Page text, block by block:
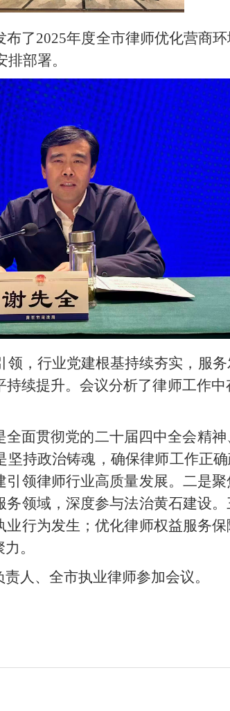
了2025年度全市律师优化营商
部署。
领，行业党建根基持续夯实，服
续提升。会议分析了律师工作
全面贯彻党的二十届四中全会精
持政治铸魂，确保律师工作正
领律师行业高质量发展。二是
领域，深度参与法治黄石建设
行为发生；优化律师权益服务
。
人、全市执业律师参加会议。